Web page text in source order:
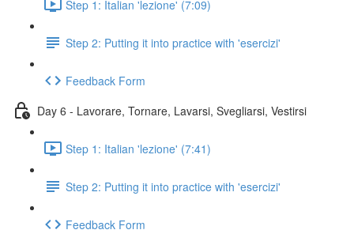
Step 1: Italian 'lezione' (7:09)
Step 2: Putting it into practice with 'esercizi'
Feedback Form
Day 6 - Lavorare, Tornare, Lavarsi, Svegliarsi, Vestirsi
Step 1: Italian 'lezione' (7:41)
Step 2: Putting it into practice with 'esercizi'
Feedback Form